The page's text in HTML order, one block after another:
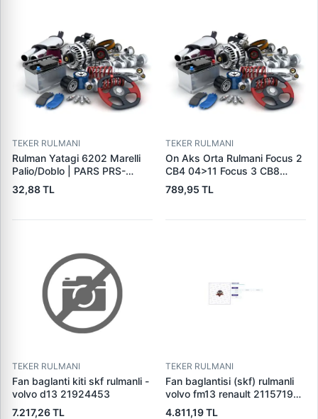
TEKER RULMANI
Rulman Yatagi 6202 Marelli
Palio/Doblo | PARS PRS-
ARY0060 | OEM 29X5671
32,88 TL
TEKER RULMANI
On Aks Orta Rulmani Focus 2
CB4 04>11 Focus 3 CB8
11>14 Focus Iiii Cew 14>
Mondeo 4 CA2 07>14 Transit
Tdci̇ Yeni̇ Connect Chc 1.6
789,95 TL
TEKER RULMANI
Fan baglanti kiti skf rulmanli -
volvo d13 21924453
7.217,26 TL
TEKER RULMANI
Fan baglantisi (skf) rulmanli
volvo fm13 renault 21157196
- 20915050-7421986056
4.811,19 TL